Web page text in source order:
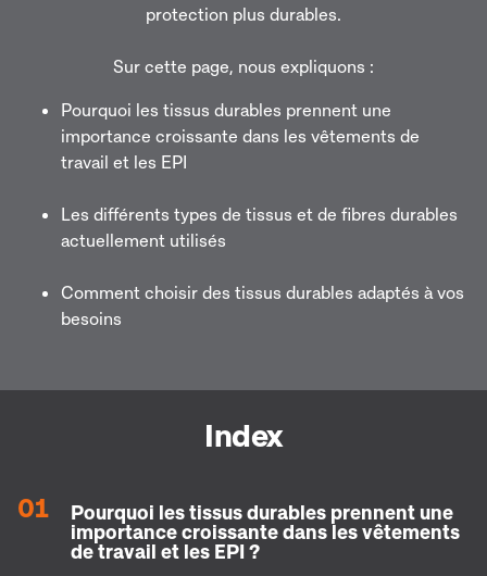
protection plus durables.
Sur cette page, nous expliquons :
Pourquoi les tissus durables prennent une
importance croissante dans les vêtements de
travail et les EPI
Les différents types de tissus et de fibres durables
actuellement utilisés
Comment choisir des tissus durables adaptés à vos
besoins
Index
01
Pourquoi les tissus durables prennent une
importance croissante dans les vêtements
de travail et les EPI ?